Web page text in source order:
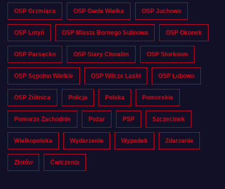
OSP Grzmiąca OSP Gwda Wielka OSP Juchowo
OSP Lotyń OSP Miasta Bornego Sulinowa OSP Okonek
OSP Parsęcko OSP Stary Chwalim OSP Storkowo
OSP Sępolno Wielkie OSP Wilcze Laski OSP Łubowo
OSP Żółtnica Policja Polska Pomorskie
Pomorze Zachodnie Pożar PSP Szczecinek
Wielkopolska Wydarzenie Wypadek Zdarzenie
Złotów Ćwiczenia